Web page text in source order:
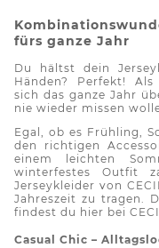
fürs ganze Jahr
Du hältst dein
Händen? Perfekt!
sich das ganze Jahr
nie wieder missen
Egal, ob es Frühling,
den richtigen
einem leichten
winterfestes Outfit
Jerseykleider von
Jahreszeit zu tragen.
findest du hier bei
Casual Chic –